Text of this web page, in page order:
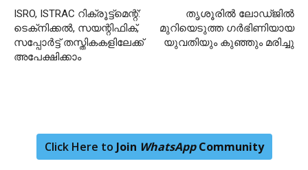
ISRO, ISTRAC റിക്രൂട്ട്മെന്റ്:
ടെക്‌നിക്കൽ, സയന്റിഫിക്,
സപ്പോർട്ട് തസ്തികകളിലേക്ക്
അപേക്ഷിക്കാം
തൃശൂരില്‍ ലോഡ്ജില്‍
മുറിയെടുത്ത ഗര്‍ഭിണിയായ
യുവതിയും കുഞ്ഞും മരിച്ചു
Click Here to Join WhatsAppCommunity